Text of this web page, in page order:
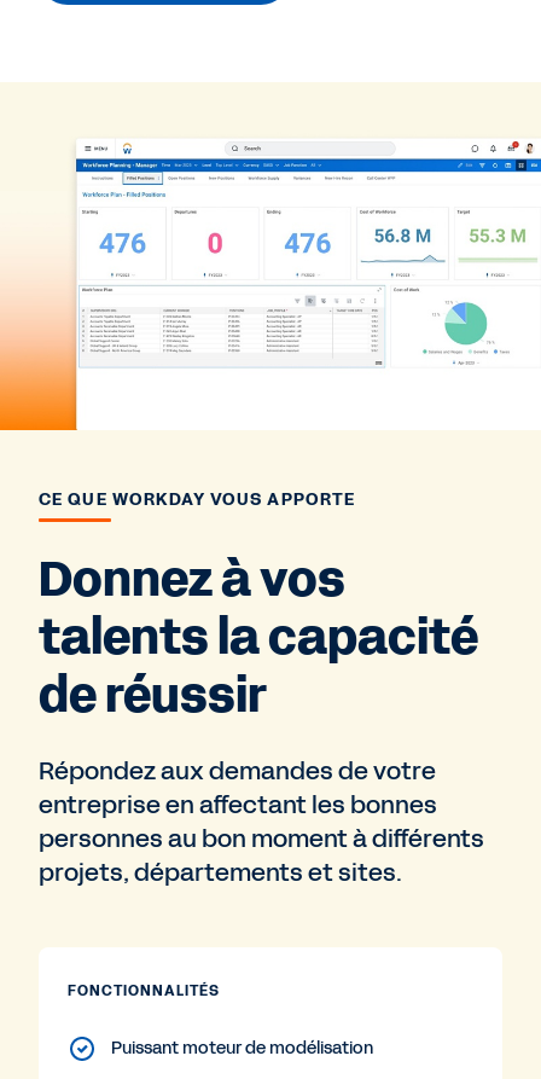
CE QUE WORKDAY VOUS APPORTE
Donnez à vos
talents la capacité
de réussir
Répondez aux demandes de votre
entreprise en affectant les bonnes
personnes au bon moment à différents
projets, départements et sites.
FONCTIONNALITÉS
Puissant moteur de modélisation